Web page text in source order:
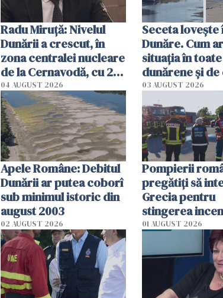
Radu Miruţă: Nivelul
Dunării a crescut, în
zona centralei nucleare
de la Cernavodă, cu 2
cm faţă de ziua trecută
04 AUGUST 2026
Seceta
Dunăre. Cum
situația în
dunărene și de
România
efectele, deși a
în iulie
03 AUGUST 2026
Apele Române: Debitul
Dunării ar putea coborî
sub minimul istoric din
august 2003
02 AUGUST 2026
Pompierii
pregătiţi să
Grecia pentru
stingerea
01 AUGUST 2026